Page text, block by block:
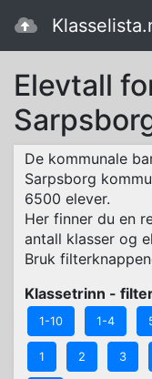
Elevtall
De kommunale
Sarpsborg
6500 elever.
Her finner du en
antall klasser og
Bruk
Klassetrinn -
1-10 1-4
1 2 3